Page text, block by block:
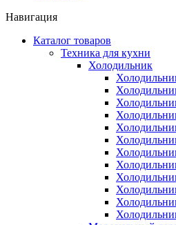
Навигация
Каталог товаров
Техника для кухни
Холодильник